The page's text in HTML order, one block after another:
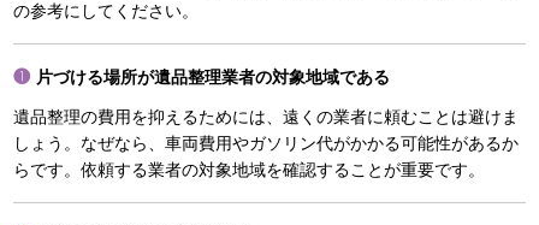
の参考にしてください。
片づける場所が遺品整理業者の対象地域である
遺品整理の費用を抑えるためには、遠くの業者に頼むことは避けま
しょう。なぜなら、車両費用やガソリン代がかかる可能性があるか
らです。依頼する業者の対象地域を確認することが重要です。